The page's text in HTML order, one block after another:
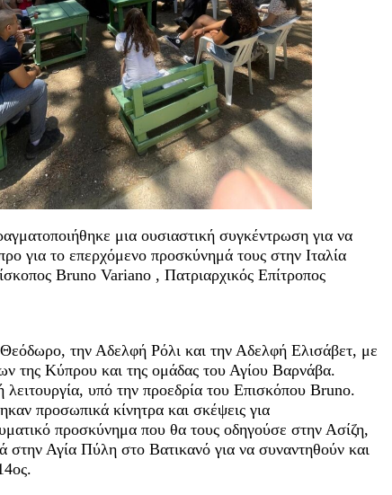
μια ουσιαστική συγκέντρωση για να
για το επερχόμενο προσκύνημά τους στην Ιταλία
Bruno Variano , Πατριαρχικός Επίτροπος
την Αδελφή Ρόλι και την Αδελφή Ελισάβετ, με
της Κύπρου και της ομάδας του Αγίου Βαρνάβα.
υπό την προεδρία του Επισκόπου Bruno.
προσωπικά κίνητρα και σκέψεις για
προσκύνημα που θα τους οδηγούσε στην Ασίζη,
στην Αγία Πύλη στο Βατικανό για να συναντηθούν και